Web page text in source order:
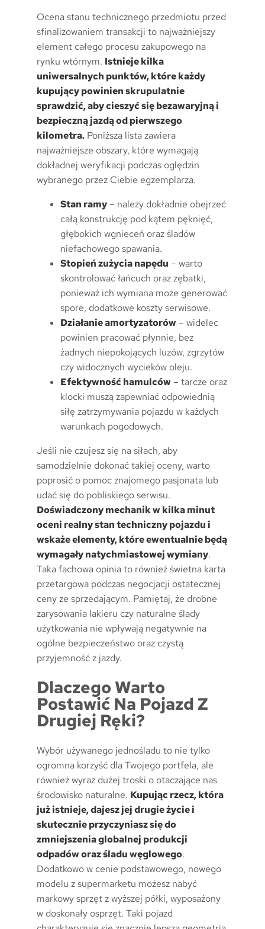
Ocena stanu technicznego przedmiotu przed
sfinalizowaniem transakcji to najważniejszy
element całego procesu zakupowego na
rynku wtórnym. Istnieje kilka
uniwersalnych punktów, które każdy
kupujący powinien skrupulatnie
sprawdzić, aby cieszyć się bezawaryjną i
bezpieczną jazdą od pierwszego
kilometra. Poniższa lista zawiera
najważniejsze obszary, które wymagają
dokładnej weryfikacji podczas oględzin
wybranego przez Ciebie egzemplarza.
Stan ramy – należy dokładnie obejrzeć
całą konstrukcję pod kątem pęknięć,
głębokich wgnieceń oraz śladów
niefachowego spawania.
Stopień zużycia napędu – warto
skontrolować łańcuch oraz zębatki,
ponieważ ich wymiana może generować
spore, dodatkowe koszty serwisowe.
Działanie amortyzatorów – widelec
powinien pracować płynnie, bez
żadnych niepokojących luzów, zgrzytów
czy widocznych wycieków oleju.
Efektywność hamulców – tarcze oraz
klocki muszą zapewniać odpowiednią
siłę zatrzymywania pojazdu w każdych
warunkach pogodowych.
Jeśli nie czujesz się na siłach, aby
samodzielnie dokonać takiej oceny, warto
poprosić o pomoc znajomego pasjonata lub
udać się do pobliskiego serwisu.
Doświadczony mechanik w kilka minut
oceni realny stan techniczny pojazdu i
wskaże elementy, które ewentualnie będą
wymagały natychmiastowej wymiany.
Taka fachowa opinia to również świetna karta
przetargowa podczas negocjacji ostatecznej
ceny ze sprzedającym. Pamiętaj, że drobne
zarysowania lakieru czy naturalne ślady
użytkowania nie wpływają negatywnie na
ogólne bezpieczeństwo oraz czystą
przyjemność z jazdy.
Dlaczego Warto
Postawić Na Pojazd Z
Drugiej Ręki?
Wybór używanego jednośladu to nie tylko
ogromna korzyść dla Twojego portfela, ale
również wyraz dużej troski o otaczające nas
środowisko naturalne. Kupując rzecz, która
już istnieje, dajesz jej drugie życie i
skutecznie przyczyniasz się do
zmniejszenia globalnej produkcji
odpadów oraz śladu węglowego.
Dodatkowo w cenie podstawowego, nowego
modelu z supermarketu możesz nabyć
markowy sprzęt z wyższej półki, wyposażony
w doskonały osprzęt. Taki pojazd